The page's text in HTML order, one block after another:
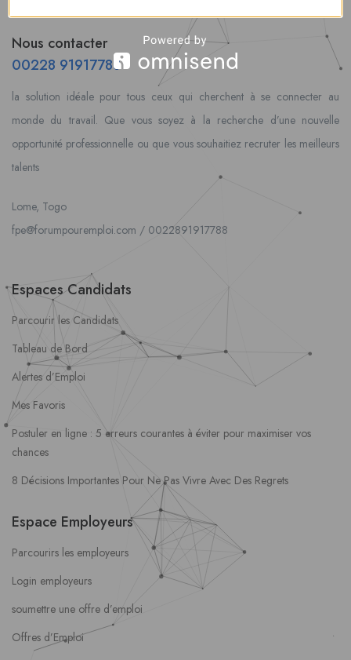
Nous contacter
00228 91917788
la solution idéale pour tous ceux qui cherchent à se connecter au
monde du travail. Que vous soyez à la recherche d’une nouvelle
opportunité professionnelle ou que vous souhaitiez recruter les meilleurs
talents
Lome, Togo
fpe@forumpouremploi.com / 0022891917788
Espaces Candidats
Parcourir les Candidats
Tableau de Bord
Alertes d’Emploi
Mes Favoris
Postuler en ligne : 5 erreurs courantes à éviter pour maximiser vos
chances
8 Décisions Importantes Pour Ne Pas Vivre Avec Des Regrets
Espace Employeurs
Parcourirs les employeurs
Login employeurs
soumettre une offre d’emploi
Offres d’Emploi